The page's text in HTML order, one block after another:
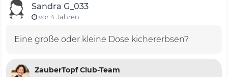
Sandra G_033
vor 4 Jahren
Eine große oder kleine Dose kichererbsen?
ZauberTopf Club-Team